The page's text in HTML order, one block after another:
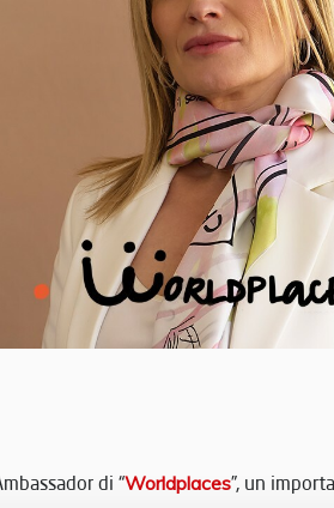
di “Worldplaces”, un